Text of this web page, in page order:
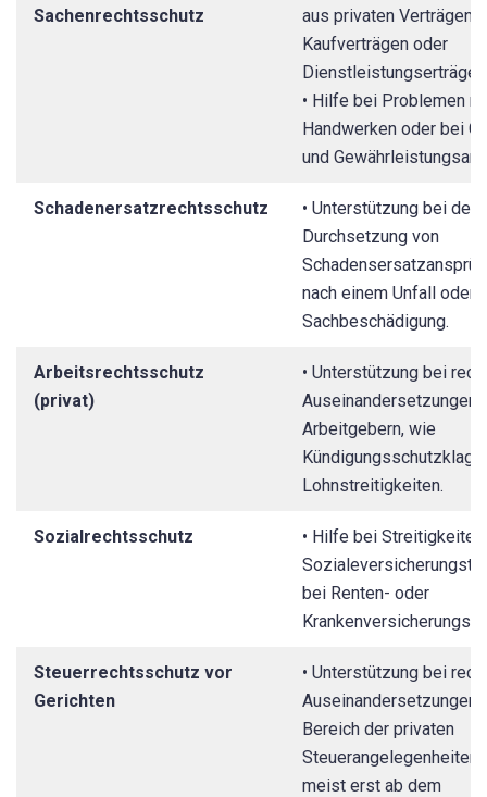
Sachenrechtsschutz
aus privaten Verträgen,
Kaufverträgen oder
• Hilfe bei Problemen
Handwerken oder bei
und
Schadenersatzrechtsschutz
• Unterstützung bei der
Durchsetzung von
nach einem Unfall oder
Sachbeschädigung.
Arbeitsrechtsschutz
(privat)
• Unterstützung bei
Auseinandersetzungen
Arbeitgebern, wie
Lohnstreitigkeiten.
Sozialrechtsschutz
• Hilfe bei
bei Renten- oder
Steuerrechtsschutz vor
Gerichten
• Unterstützung bei
Auseinandersetzungen
Bereich der privaten
Steuerangelegenheiten,
meist erst ab dem